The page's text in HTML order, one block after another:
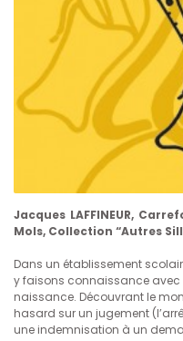
Jacques LAFFINEUR,
Mols, Collection “Autres
Dans un établissement
y faisons connaissance
naissance. Découvrant le
hasard sur un jugement
une indemnisation à un